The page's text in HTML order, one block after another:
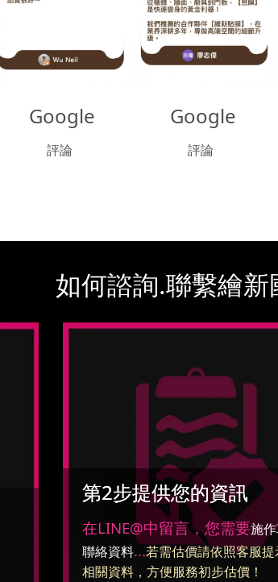
Google
評論
Google
評論
如何諮詢.聯繫繪新
第2步提供您的資訊
在LINE@中留言，您需要施
聯絡資料...若需估價請依照客服
相關資料，方便服務初步估價！